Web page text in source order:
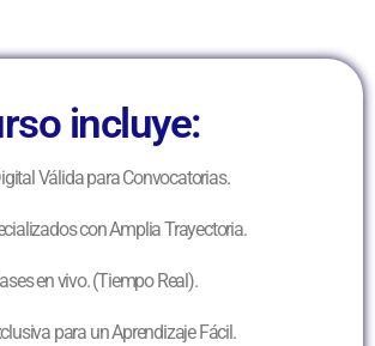
incluye:
Válida para Convocatorias.
con Amplia Trayectoria.
en vivo. (Tiempo Real).
para un Aprendizaje Fácil.